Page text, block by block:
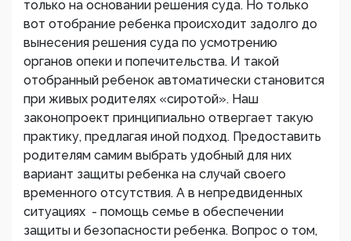
только на основании решения суда. Но только
вот отобрание ребенка происходит задолго до
вынесения решения суда по усмотрению
органов опеки и попечительства. И такой
отобранный ребенок автоматически становится
при живых родителях «сиротой». Наш
законопроект принципиально отвергает такую
практику, предлагая иной подход. Предоставить
родителям самим выбрать удобный для них
вариант защиты ребенка на случай своего
временного отсутствия. А в непредвиденных
ситуациях - помощь семье в обеспечении
защиты и безопасности ребенка. Вопрос о том,